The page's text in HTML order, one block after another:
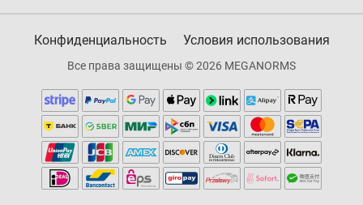
Конфиденциальность Условия использования
Все права защищены © 2026 MEGANORMS